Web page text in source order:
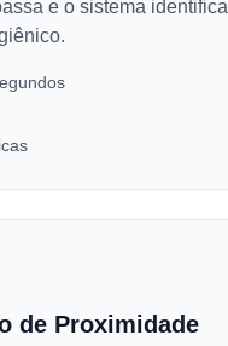
e o sistema identifica
de Proximidade